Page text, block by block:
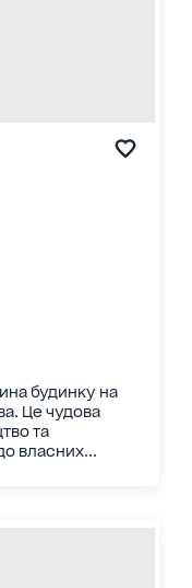
будинку на
Це чудова
та
власних...